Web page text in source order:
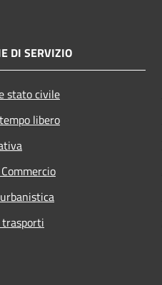
DI SERVIZIO
stato civile
libero